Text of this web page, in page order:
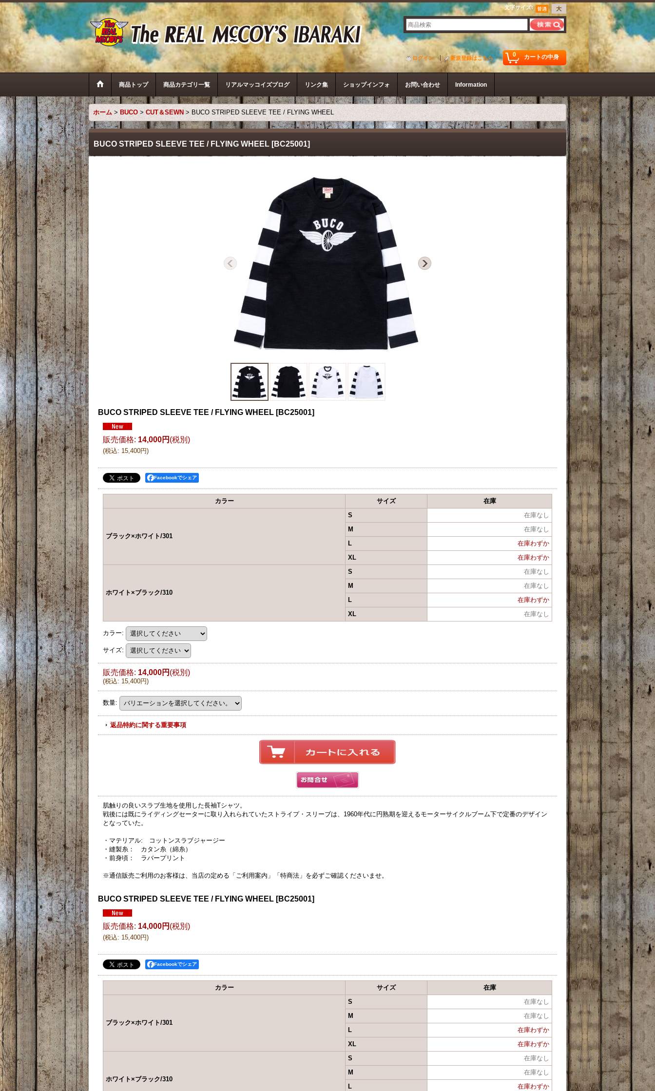
文字サイズ:
ザ・リアルマッコイズ
0 カートの中身
ログイン 新規登録はこちら
商品トップ 商品カテゴリ一覧 リアルマッコイズブログ リンク集 ショップインフォ お問い合わせ Information
ホーム > BUCO > CUT＆SEWN > BUCO STRIPED SLEEVE TEE / FLYING WHEEL
BUCO STRIPED SLEEVE TEE / FLYING WHEEL [BC25001]
BUCO STRIPED SLEEVE TEE / FLYING WHEEL [BC25001]
販売価格: 14,000円 (税別)
(税込: 15,400円)
Facebookでシェア
カラー サイズ 在庫
ブラック×ホワイト/301
S
在庫なし
M
在庫なし
L
在庫わずか
XL
在庫わずか
ホワイト×ブラック/310
S
在庫なし
M
在庫なし
L
在庫わずか
XL
在庫なし
カラー:
サイズ:
販売価格: 14,000円 (税別)
(税込: 15,400円)
数量:
返品特約に関する重要事項
肌触りの良いスラブ生地を使用した長袖Tシャツ。
戦後には既にライディングセーターに取り入れられていたストライプ・スリーブは、1960年代に円熟期を迎えるモーターサイクルブーム下で定番のデザイン
となっていた。
・マテリアル: コットンスラブジャージー
・縫製糸： カタン糸（綿糸）
・前身頃： ラバープリント
※通信販売ご利用のお客様は、当店の定める「ご利用案内」「特商法」を必ずご確認くださいませ。
BUCO STRIPED SLEEVE TEE / FLYING WHEEL [BC25001]
販売価格: 14,000円 (税別)
(税込: 15,400円)
Facebookでシェア
カラー サイズ 在庫
ブラック×ホワイト/301
S
在庫なし
M
在庫なし
L
在庫わずか
XL
在庫わずか
ホワイト×ブラック/310
S
在庫なし
M
在庫なし
L
在庫わずか